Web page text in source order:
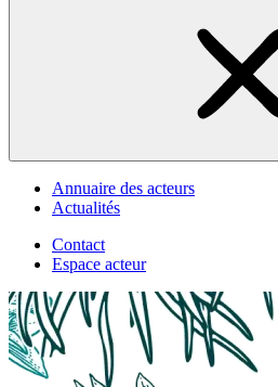
Annuaire des acteurs
Actualités
Contact
Espace acteur